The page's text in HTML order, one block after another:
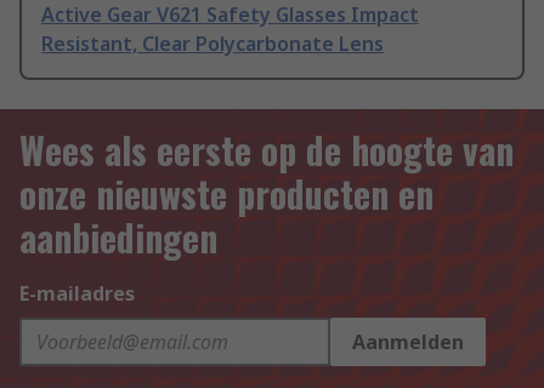
Active Gear V621 Safety Glasses Impact
Resistant, Clear Polycarbonate Lens
Wees als eerste op de hoogte van
onze nieuwste producten en
aanbiedingen
E-mailadres
Aanmelden